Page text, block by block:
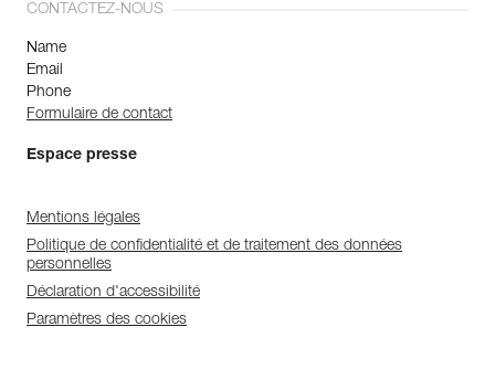
CONTACTEZ-NOUS
Name
Email
Phone
Formulaire de contact
Espace presse
Mentions légales
Politique de confidentialité et de traitement des données
personnelles
Déclaration d'accessibilité
Paramètres des cookies